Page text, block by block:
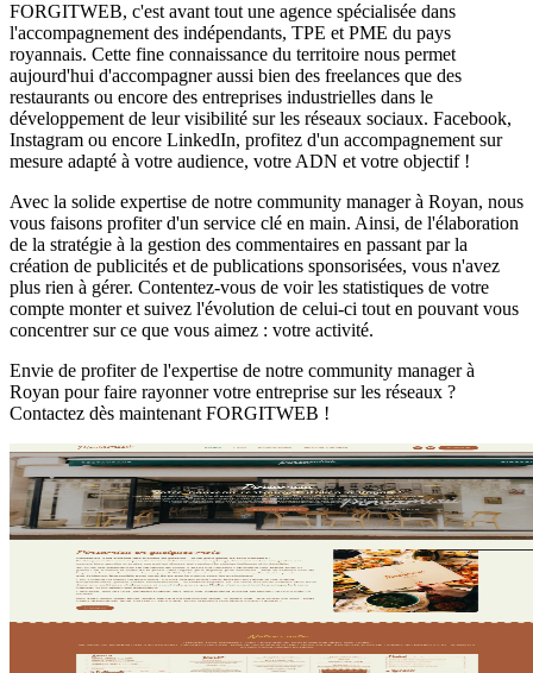
FORGITWEB, c'est avant tout une agence spécialisée dans
l'accompagnement des indépendants, TPE et PME du pays
royannais. Cette fine connaissance du territoire nous permet
aujourd'hui d'accompagner aussi bien des freelances que des
restaurants ou encore des entreprises industrielles dans le
développement de leur visibilité sur les réseaux sociaux. Facebook,
Instagram ou encore LinkedIn, profitez d'un accompagnement sur
mesure adapté à votre audience, votre ADN et votre objectif !
Avec la solide expertise de notre community manager à Royan, nous
vous faisons profiter d'un service clé en main. Ainsi, de l'élaboration
de la stratégie à la gestion des commentaires en passant par la
création de publicités et de publications sponsorisées, vous n'avez
plus rien à gérer. Contentez-vous de voir les statistiques de votre
compte monter et suivez l'évolution de celui-ci tout en pouvant vous
concentrer sur ce que vous aimez : votre activité.
Envie de profiter de l'expertise de notre community manager à
Royan pour faire rayonner votre entreprise sur les réseaux ?
Contactez dès maintenant FORGITWEB !